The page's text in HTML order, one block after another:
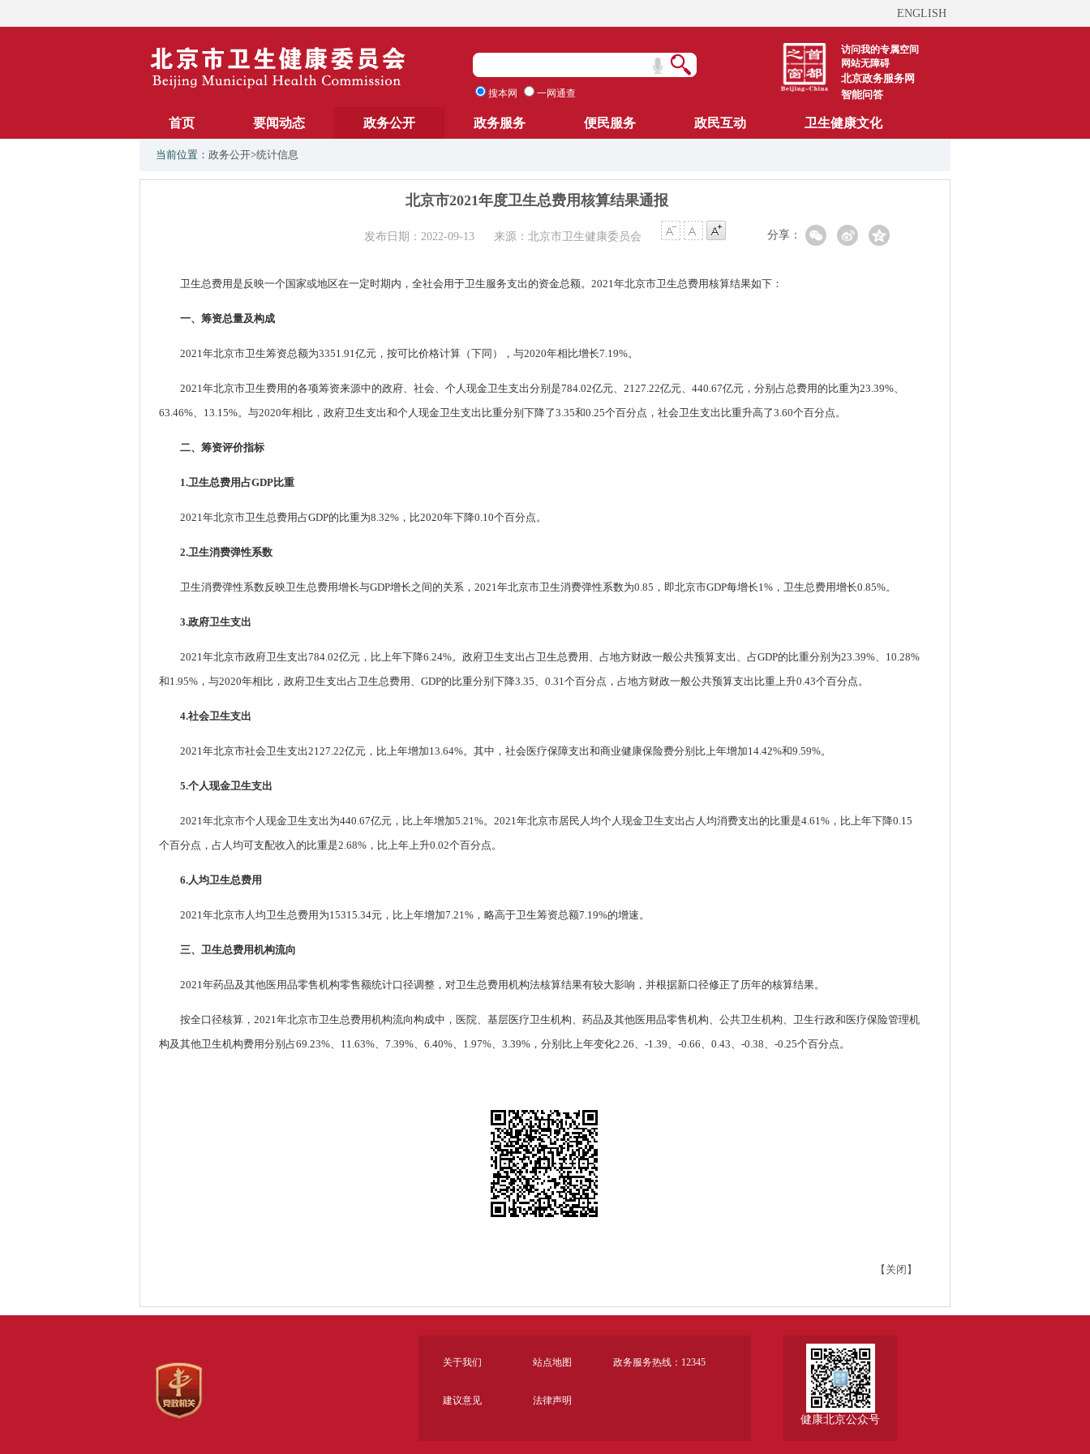
ENGLISH
访问我的专属空间
网站无障碍
北京政务服务网
智能问答
搜本网 一网通查
首页 要闻动态 政务公开 政务服务 便民服务 政民互动 卫生健康文化
当前位置： 政务公开>统计信息
北京市2021年度卫生总费用核算结果通报
发布日期：2022-09-13 来源：北京市卫生健康委员会 分享：
卫生总费用是反映一个国家或地区在一定时期内，全社会用于卫生服务支出的资金总额。2021年北京市卫生总费用核算结果如下：
一、筹资总量及构成
2021年北京市卫生筹资总额为3351.91亿元，按可比价格计算（下同），与2020年相比增长7.19%。
2021年北京市卫生费用的各项筹资来源中的政府、社会、个人现金卫生支出分别是784.02亿元、2127.22亿元、440.67亿元，分别占总费用的比重为23.39%、
63.46%、13.15%。与2020年相比，政府卫生支出和个人现金卫生支出比重分别下降了3.35和0.25个百分点，社会卫生支出比重升高了3.60个百分点。
二、筹资评价指标
1.卫生总费用占GDP比重
2021年北京市卫生总费用占GDP的比重为8.32%，比2020年下降0.10个百分点。
2.卫生消费弹性系数
卫生消费弹性系数反映卫生总费用增长与GDP增长之间的关系，2021年北京市卫生消费弹性系数为0.85，即北京市GDP每增长1%，卫生总费用增长0.85%。
3.政府卫生支出
2021年北京市政府卫生支出784.02亿元，比上年下降6.24%。政府卫生支出占卫生总费用、占地方财政一般公共预算支出、占GDP的比重分别为23.39%、10.28%
和1.95%，与2020年相比，政府卫生支出占卫生总费用、GDP的比重分别下降3.35、0.31个百分点，占地方财政一般公共预算支出比重上升0.43个百分点。
4.社会卫生支出
2021年北京市社会卫生支出2127.22亿元，比上年增加13.64%。其中，社会医疗保障支出和商业健康保险费分别比上年增加14.42%和9.59%。
5.个人现金卫生支出
2021年北京市个人现金卫生支出为440.67亿元，比上年增加5.21%。2021年北京市居民人均个人现金卫生支出占人均消费支出的比重是4.61%，比上年下降0.15
个百分点，占人均可支配收入的比重是2.68%，比上年上升0.02个百分点。
6.人均卫生总费用
2021年北京市人均卫生总费用为15315.34元，比上年增加7.21%，略高于卫生筹资总额7.19%的增速。
三、卫生总费用机构流向
2021年药品及其他医用品零售机构零售额统计口径调整，对卫生总费用机构法核算结果有较大影响，并根据新口径修正了历年的核算结果。
按全口径核算，2021年北京市卫生总费用机构流向构成中，医院、基层医疗卫生机构、药品及其他医用品零售机构、公共卫生机构、卫生行政和医疗保险管理机
构及其他卫生机构费用分别占69.23%、11.63%、7.39%、6.40%、1.97%、3.39%，分别比上年变化2.26、-1.39、-0.66、0.43、-0.38、-0.25个百分点。
【关闭】
关于我们 站点地图 政务服务热线：12345
建议意见 法律声明
健康北京公众号